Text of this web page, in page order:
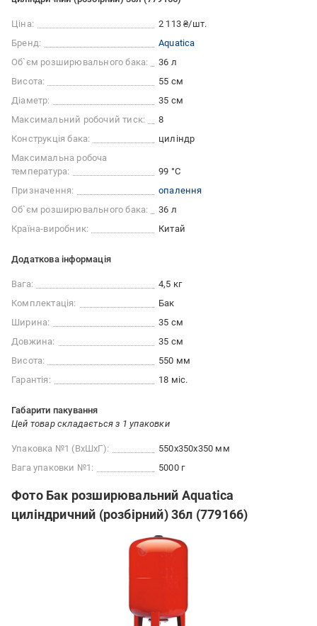
Ціна:
2 113 ₴/шт.
Бренд:
Aquatica
Об`єм розширювального бака:
36 л
Висота:
55 см
Діаметр:
35 см
Максимальний робочий тиск:
8
Конструкція бака:
циліндр
Максимальна робоча
температура:
99 °C
Призначення:
опалення
Об`єм розширювального бака:
36 л
Країна-виробник:
Китай
Додаткова інформація
Вага:
4,5 кг
Комплектація:
Бак
Ширина:
35 см
Довжина:
35 см
Висота:
550 мм
Гарантія:
18 міс.
Габарити пакування
Цей товар складається з 1 упаковки
Упаковка №1 (ВхШхГ):
550x350x350 мм
Вага упаковки №1:
5000 г
Фото Бак розширювальний Aquatica
циліндричний (розбірний) 36л (779166)